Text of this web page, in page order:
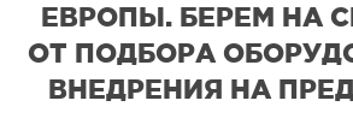
ЕВРОПЫ. БЕРЕМ НА
ОТ ПОДБОРА
ВНЕДРЕНИЯ НА